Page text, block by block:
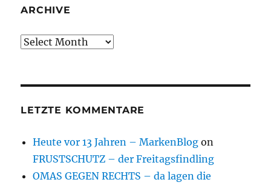
ARCHIVE
Archive
LETZTE KOMMENTARE
Heute vor 13 Jahren – MarkenBlog on
FRUSTSCHUTZ – der Freitagsfindling
OMAS GEGEN RECHTS – da lagen die